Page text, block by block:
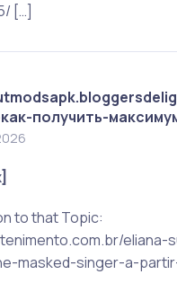
[…]
получить-
to that Topic:
eliana-
masked-singer-a-